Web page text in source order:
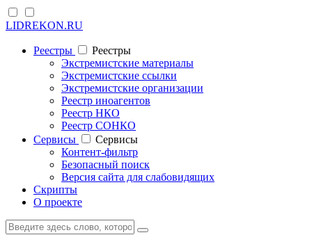
LIDREKON.RU
Реестры
Реестры
Экстремистские материалы
Экстремистские ссылки
Экстремистские организации
Реестр иноагентов
Реестр НКО
Реестр СОНКО
Cервисы
Cервисы
Контент-фильтр
Безопасный поиск
Версия сайта для слабовидящих
Скрипты
О проекте